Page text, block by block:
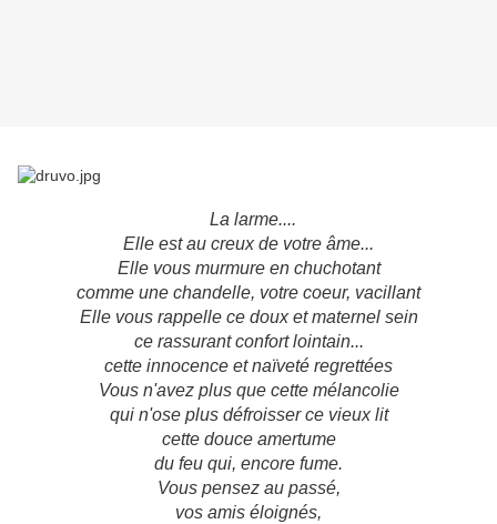
La larme....
Elle est au creux de votre âme...
Elle vous murmure en chuchotant
comme une chandelle, votre coeur, vacillant
Elle vous rappelle ce doux et maternel sein
ce rassurant confort lointain...
cette innocence et naïveté regrettées
Vous n'avez plus que cette mélancolie
qui n'ose plus défroisser ce vieux lit
cette douce amertume
du feu qui, encore fume.
Vous pensez au passé,
vos amis éloignés,